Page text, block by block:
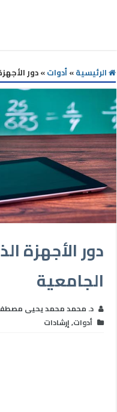
الرئيسية»أدوات»دور
دور الأجهزة
الجامعية
د. محمد محمد يحيى
أدوات,إرشادات